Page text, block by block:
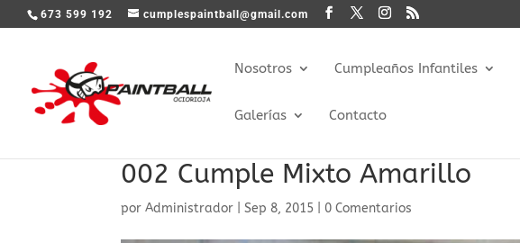
673 599 192 cumplespaintball@gmail.com
Nosotros Cumpleaños Infantiles
Galerías Contacto
002 Cumple Mixto Amarillo
porAdministrador |Sep 8, 2015 0 Comentarios